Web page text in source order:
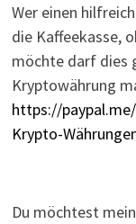
Wer einen
die Kaffeekasse,
möchte darf dies
Kryptowährung
https://
Krypto-
Du möchtest